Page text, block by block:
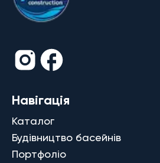
Навігація
Каталог
Будівництво басейнів
Портфоліо